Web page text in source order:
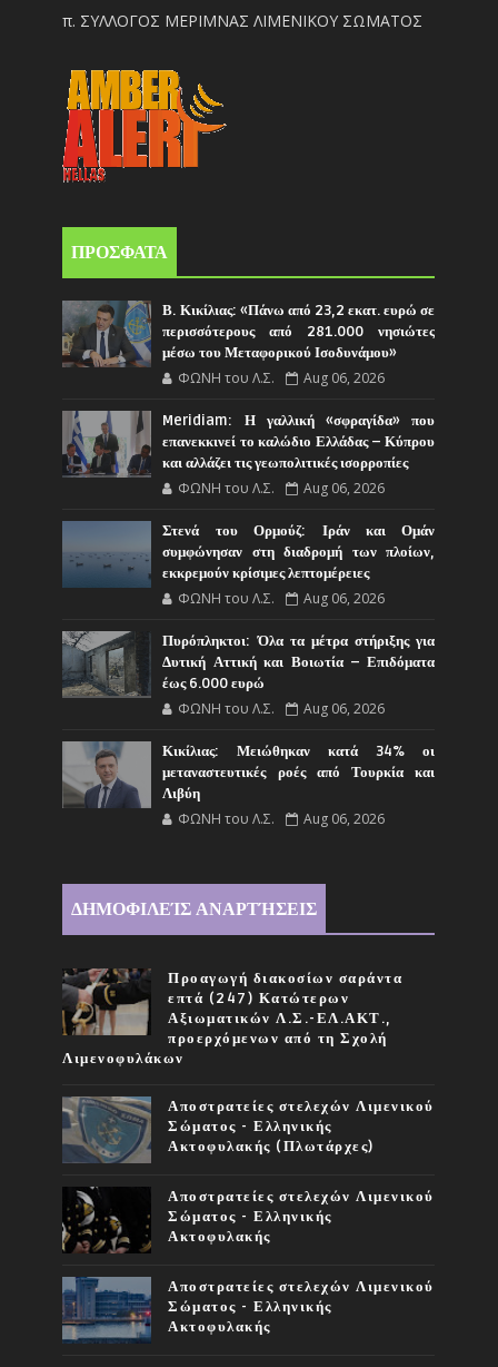
π. ΣΥΛΛΟΓΟΣ ΜΕΡΙΜΝΑΣ ΛΙΜΕΝΙΚΟΥ ΣΩΜΑΤΟΣ
ΠΡΟΣΦΑΤΑ
Β. Κικίλιας: «Πάνω από 23,2 εκατ. ευρώ σε
περισσότερους από 281.000 νησιώτες
μέσω του Μεταφορικού Ισοδυνάμου»
ΦΩΝΗ του Λ.Σ. Aug 06, 2026
Meridiam: Η γαλλική «σφραγίδα» που
επανεκκινεί το καλώδιο Ελλάδας – Κύπρου
και αλλάζει τις γεωπολιτικές ισορροπίες
ΦΩΝΗ του Λ.Σ. Aug 06, 2026
Στενά του Ορμούζ: Ιράν και Ομάν
συμφώνησαν στη διαδρομή των πλοίων,
εκκρεμούν κρίσιμες λεπτομέρειες
ΦΩΝΗ του Λ.Σ. Aug 06, 2026
Πυρόπληκτοι: Όλα τα μέτρα στήριξης για
Δυτική Αττική και Βοιωτία – Επιδόματα
έως 6.000 ευρώ
ΦΩΝΗ του Λ.Σ. Aug 06, 2026
Κικίλιας: Μειώθηκαν κατά 34% οι
μεταναστευτικές ροές από Τουρκία και
Λιβύη
ΦΩΝΗ του Λ.Σ. Aug 06, 2026
ΔΗΜΟΦΙΛΕΊΣ ΑΝΑΡΤΉΣΕΙΣ
Προαγωγή διακοσίων σαράντα
επτά (247) Κατώτερων
Αξιωματικών Λ.Σ.-ΕΛ.ΑΚΤ.,
προερχόμενων από τη Σχολή
Λιμενοφυλάκων
Αποστρατείες στελεχών Λιμενικού
Σώματος - Ελληνικής
Ακτοφυλακής (Πλωτάρχες)
Αποστρατείες στελεχών Λιμενικού
Σώματος - Ελληνικής
Ακτοφυλακής
Αποστρατείες στελεχών Λιμενικού
Σώματος - Ελληνικής
Ακτοφυλακής